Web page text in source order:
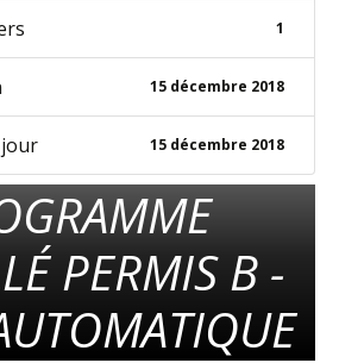
1
15 décembre 2018
15 décembre 2018
PERMIS B -